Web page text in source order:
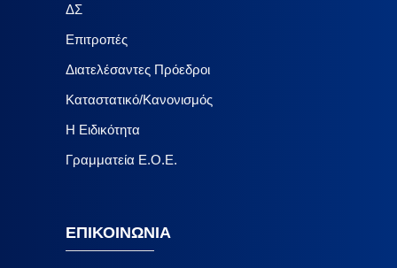
ΔΣ
Επιτροπές
Διατελέσαντες Πρόεδροι
Καταστατικό/Κανονισμός
Η Ειδικότητα
Γραμματεία Ε.Ο.Ε.
ΕΠΙΚΟΙΝΩΝΙΑ